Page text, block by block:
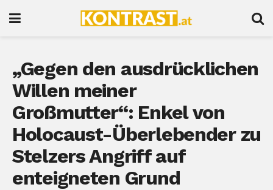
„Gegen den ausdrücklichen
Willen meiner
Großmutter“: Enkel von
Holocaust-Überlebender zu
Stelzers Angriff auf
enteigneten Grund